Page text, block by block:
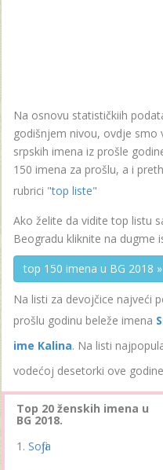
Na osnovu statističkiih
godišnjem nivou, ovdje smo
srpskih imena iz prošle
150 imena za prošlu, a i
rubrici "top liste"
Ako želite da vidite top listu
Beogradu kliknite na dugme
top 150 imena u BG 2018 »
Na listi za devojčice najveći
prošlu godinu beleže imena
ime Kalina. Na listi
vodećoj desetorki ove
Top 20 ženskih imena u
BG 2018.
Sofija